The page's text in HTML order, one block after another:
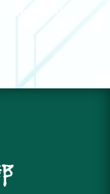
06-02:70